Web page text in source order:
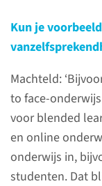
Kun je
Machteld:
to face-
voor blended
en online
onderwijs in,
studenten. Dat
mee.